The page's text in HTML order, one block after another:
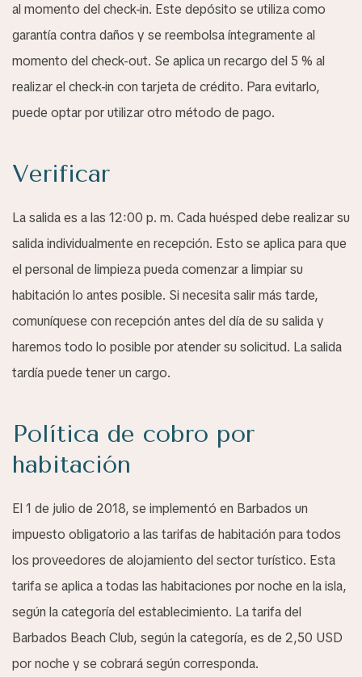
al momento del check-in. Este depósito se utiliza como
garantía contra daños y se reembolsa íntegramente al
momento del check-out. Se aplica un recargo del 5 % al
realizar el check-in con tarjeta de crédito. Para evitarlo,
puede optar por utilizar otro método de pago.
Verificar
La salida es a las 12:00 p. m. Cada huésped debe realizar su
salida individualmente en recepción. Esto se aplica para que
el personal de limpieza pueda comenzar a limpiar su
habitación lo antes posible. Si necesita salir más tarde,
comuníquese con recepción antes del día de su salida y
haremos todo lo posible por atender su solicitud. La salida
tardía puede tener un cargo.
Política de cobro por
habitación
El 1 de julio de 2018, se implementó en Barbados un
impuesto obligatorio a las tarifas de habitación para todos
los proveedores de alojamiento del sector turístico. Esta
tarifa se aplica a todas las habitaciones por noche en la isla,
según la categoría del establecimiento. La tarifa del
Barbados Beach Club, según la categoría, es de 2,50 USD
por noche y se cobrará según corresponda.